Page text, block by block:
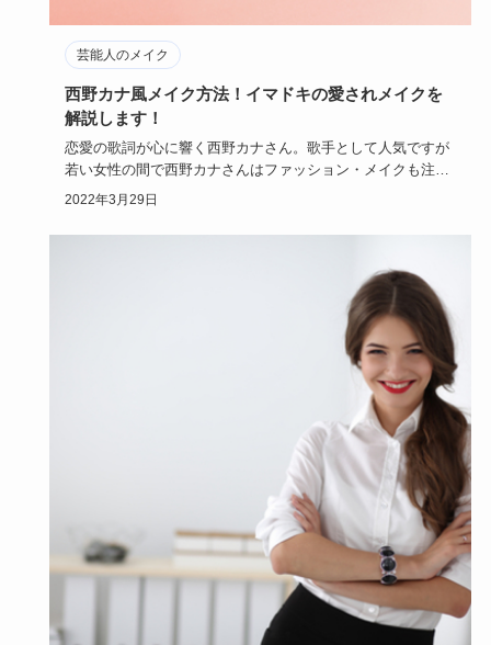
芸能人のメイク
西野カナ風メイク方法！イマドキの愛されメイクを
解説します！
恋愛の歌詞が心に響く西野カナさん。歌手として人気ですが
若い女性の間で西野カナさんはファッション・メイクも注目
されています。…
2022年3月29日